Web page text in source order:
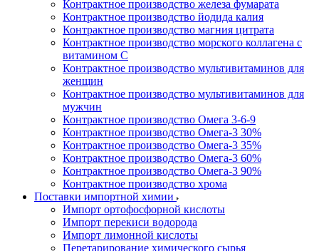
Контрактное производство железа фумарата
Контрактное производство йодида калия
Контрактное производство магния цитрата
Контрактное производство морского коллагена с
витамином С
Контрактное производство мультивитаминов для
женщин
Контрактное производство мультивитаминов для
мужчин
Контрактное производство Омега 3-6-9
Контрактное производство Омега-3 30%
Контрактное производство Омега-3 35%
Контрактное производство Омега-3 60%
Контрактное производство Омега-3 90%
Контрактное производство хрома
Поставки импортной химии
Импорт ортофосфорной кислоты
Импорт перекиси водорода
Импорт лимонной кислоты
Перетарирование химического сырья